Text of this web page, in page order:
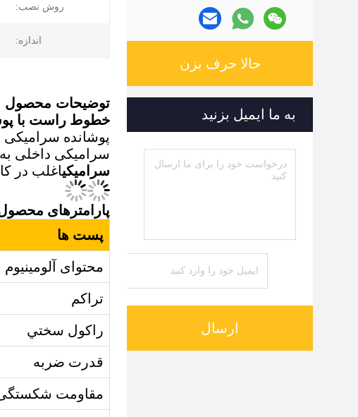
حالا حرف بزن
به ما ایمیل بزنید
ارسال
روش نصب:
اندازه:
توضیحات محصول
خطوط راست با
پوشانده
سرامیکی داخلی
سراميکياغلب در
پارامترهای
پست ها
محتوای آلومینیوم
تراکم
راکول سختي
قدرت ضربه
مقاومت